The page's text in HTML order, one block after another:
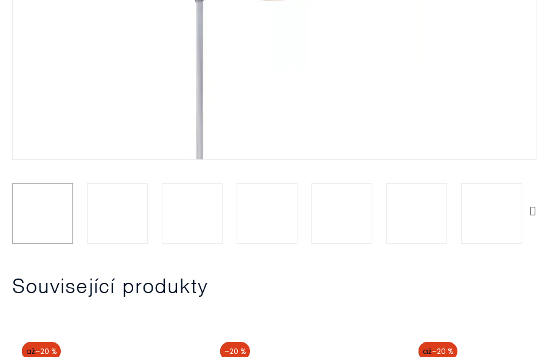
Související produkty
akce
až–20 % akce
–20 % akce
až–20 %